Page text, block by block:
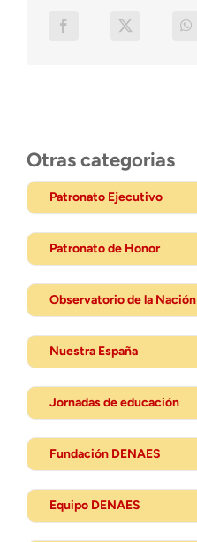
Otras categorias
Patronato Ejecutivo
Patronato de Honor
Observatorio de la Nación
Nuestra España
Jornadas de educación
Fundación DENAES
Equipo DENAES